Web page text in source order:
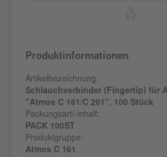
Produktinformationen
Artikelbezeichnung:
Schlauchverbinder (Fingertip) für
"Atmos C 161/C 261", 100 Stück
Packungsart/-inhalt:
PACK 100ST
Produktgruppe:
Atmos C 161